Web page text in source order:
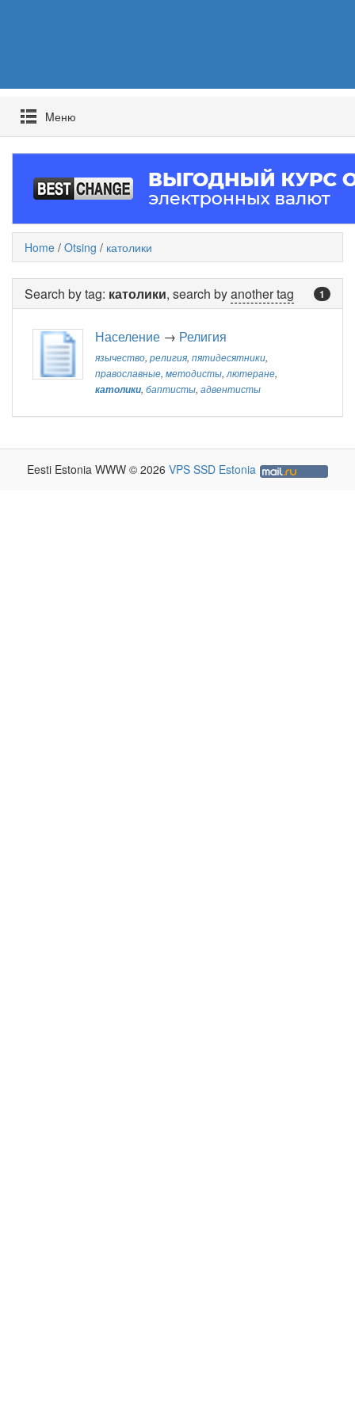
Mеню
Home / Otsing / католики
1
Search by tag: католики, search byanother tag
Население → Религия
язычество, религия, пятидесятники,
православные, методисты,лютеране,
католики, баптисты, адвентисты
Eesti Estonia WWW © 2026 VPS SSD Estonia